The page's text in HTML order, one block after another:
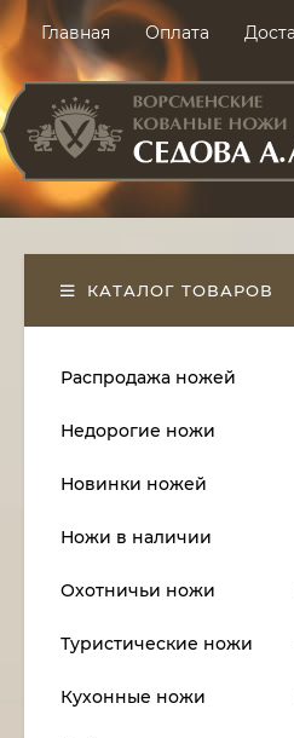
Главная Оплата
КАТАЛОГ ТОВАРОВ
Распродажа ножей
Недорогие ножи
Новинки ножей
Ножи в наличии
Охотничьи ножи
Туристические ножи
Кухонные ножи